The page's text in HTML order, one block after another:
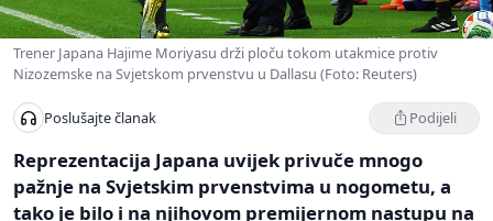
Trener Japana Hajime Moriyasu drži ploču tokom utakmice protiv
Nizozemske na Svjetskom prvenstvu u Dallasu (Foto: Reuters)
Poslušajte članak Podijeli
Reprezentacija Japana uvijek privuče mnogo
pažnje na Svjetskim prvenstvima u nogometu, a
tako je bilo i na njihovom premijernom nastupu na